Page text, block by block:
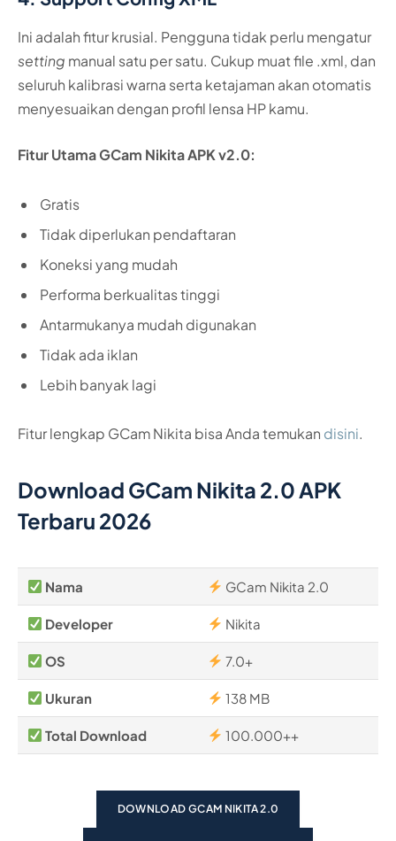
Ini adalah fitur krusial. Pengguna tidak perlu mengatur
setting manual satu per satu. Cukup muat file .xml, dan
seluruh kalibrasi warna serta ketajaman akan otomatis
menyesuaikan dengan profil lensa HP kamu.
Fitur Utama GCam Nikita APK v2.0:
Gratis
Tidak diperlukan pendaftaran
Koneksi yang mudah
Performa berkualitas tinggi
Antarmukanya mudah digunakan
Tidak ada iklan
Lebih banyak lagi
Fitur lengkap GCam Nikita bisa Anda temukan disini.
Download GCam Nikita 2.0 APK
Terbaru 2026
Nama GCam Nikita 2.0
Developer Nikita
OS 7.0+
Ukuran 138 MB
Total Download 100.000++
DOWNLOAD GCAM NIKITA 2.0